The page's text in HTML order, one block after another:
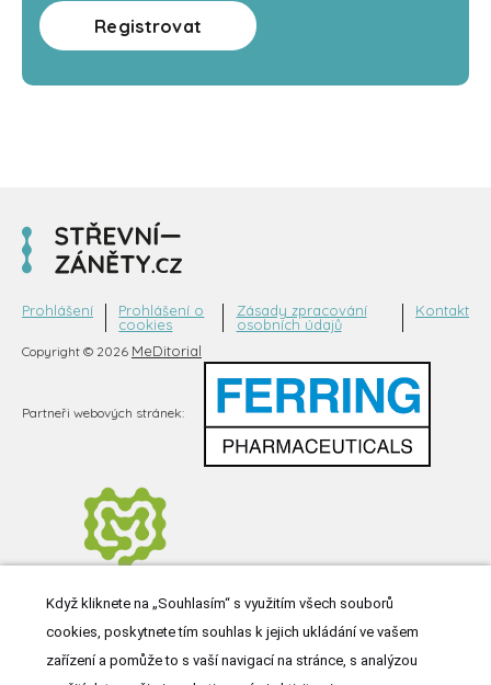
Registrovat
Copyright © 2026 MeDitorial
Prohlášení
Prohlášení o
cookies
Zásady zpracování
osobních údajů
Kontakt
Partneři webových stránek:
Když kliknete na „Souhlasím“ s využitím všech souborů
cookies, poskytnete tím souhlas k jejich ukládání ve vašem
zařízení a pomůže to s vaší navigací na stránce, s analýzou